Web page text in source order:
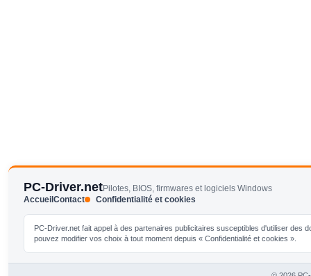
PC-Driver.netPilotes, BIOS, firmwares et logiciels Windows
AccueilContact Confidentialité et cookies
PC-Driver.net fait appel à des partenaires publicitaires susceptibles d'utiliser
pouvez modifier vos choix à tout moment depuis « Confidentialité et cookies ».